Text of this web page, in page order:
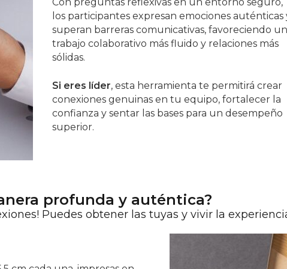
los participantes expresan emociones auténticas
superan barreras comunicativas, favoreciendo un
trabajo colaborativo más fluido y relaciones más
sólidas.
Si eres líder, esta herramienta te permitirá crear
conexiones genuinas en tu equipo, fortalecer la
confianza y sentar las bases para un desempeño
superior.
profunda y auténtica?
Puedes obtener las tuyas y vivir la